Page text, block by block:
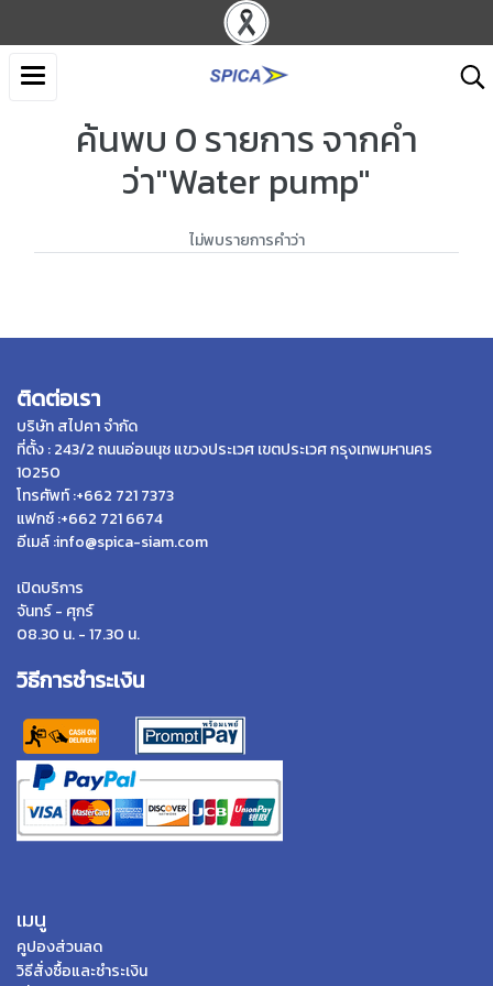
ค้นพบ 0 รายการ จากคำ
ว่า"Water pump"
ไม่พบรายการคำว่า
ติดต่อเรา
บริษัท สไปคา จำกัด
ที่ตั้ง : 243/2 ถนนอ่อนนุช แขวงประเวศ เขตประเวศ กรุงเทพมหานคร
10250
โทรศัพท์ :+662 721 7373
แฟกซ์ :+662 721 6674
อีเมล์ :info@spica-siam.com
เปิดบริการ
จันทร์ - ศุกร์
08.30 น. - 17.30 น.
วิธีการชำระเงิน
เมนู
คูปองส่วนลด
วิธีสั่งซื้อและชำระเงิน